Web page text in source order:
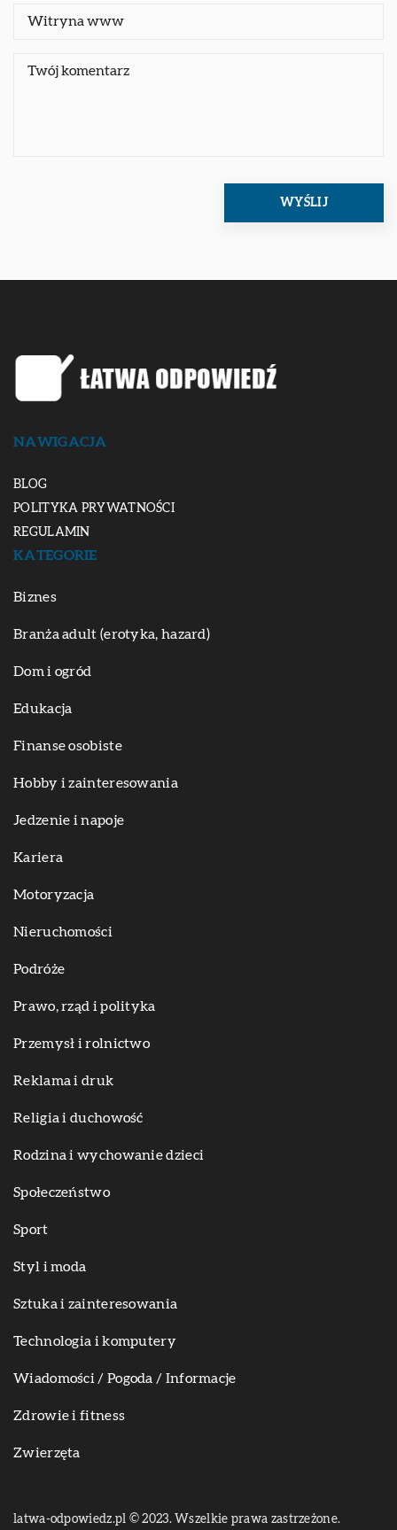
NAWIGACJA
BLOG
POLITYKA PRYWATNOŚCI
REGULAMIN
KATEGORIE
Biznes
Branża adult (erotyka, hazard)
Dom i ogród
Edukacja
Finanse osobiste
Hobby i zainteresowania
Jedzenie i napoje
Kariera
Motoryzacja
Nieruchomości
Podróże
Prawo, rząd i polityka
Przemysł i rolnictwo
Reklama i druk
Religia i duchowość
Rodzina i wychowanie dzieci
Społeczeństwo
Sport
Styl i moda
Sztuka i zainteresowania
Technologia i komputery
Wiadomości / Pogoda / Informacje
Zdrowie i fitness
Zwierzęta
latwa-odpowiedz.pl © 2023. Wszelkie prawa zastrzeżone.